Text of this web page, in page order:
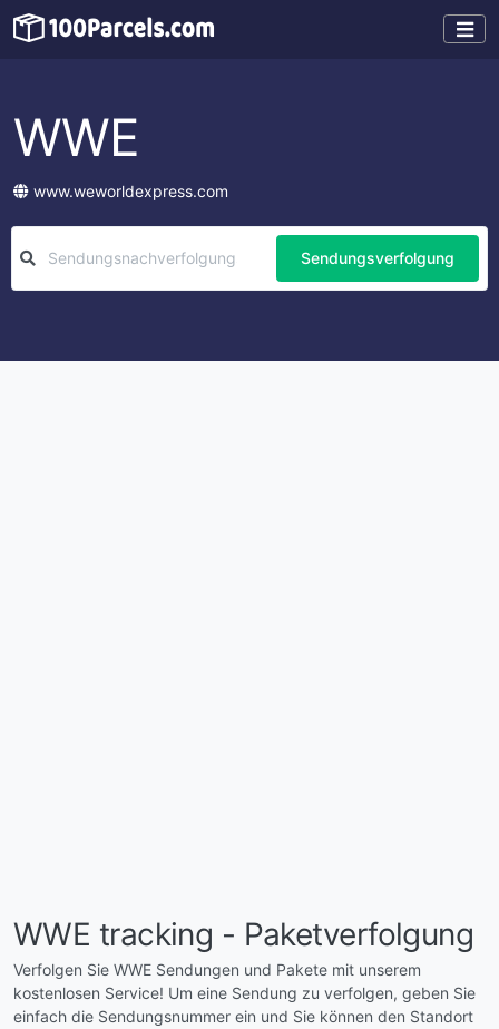
WWE
www.weworldexpress.com
Sendungsverfolgung
WWE tracking - Paketverfolgung
Verfolgen Sie WWE Sendungen und Pakete mit unserem
kostenlosen Service! Um eine Sendung zu verfolgen, geben Sie
einfach die Sendungsnummer ein und Sie können den Standort